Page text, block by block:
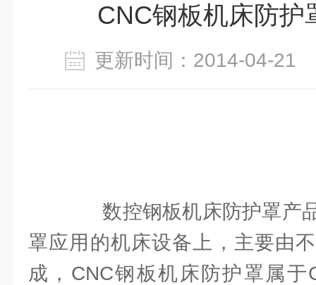
CNC钢板机床防护
更新时间：2014-04-
数控钢板机床防护罩产
罩应用的机床设备上，主要由
成，CNC钢板机床防护罩属